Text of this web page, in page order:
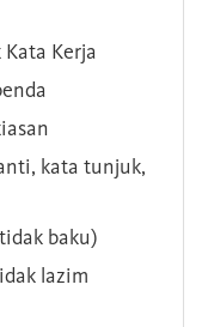
Kerja
kata tunjuk,
baku)
lazim